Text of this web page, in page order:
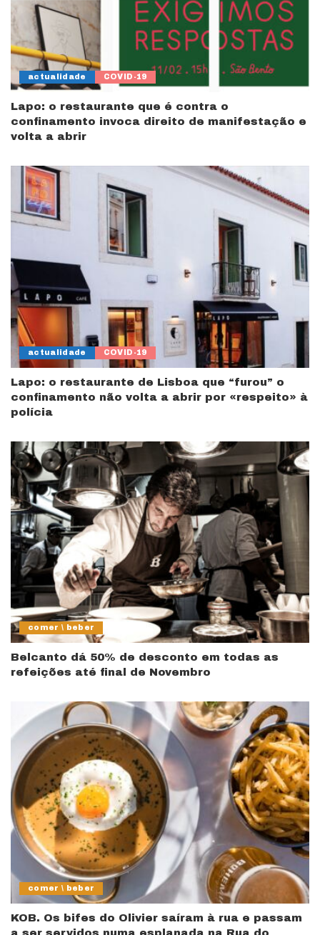
actualidade COVID-19
Lapo: o restaurante que é contra o
confinamento invoca direito de manifestação e
volta a abrir
actualidade COVID-19
Lapo: o restaurante de Lisboa que “furou” o
confinamento não volta a abrir por «respeito» à
polícia
comer \ beber
Belcanto dá 50% de desconto em todas as
refeições até final de Novembro
comer \ beber
KOB. Os bifes do Olivier saíram à rua e passam
a ser servidos numa esplanada na Rua do